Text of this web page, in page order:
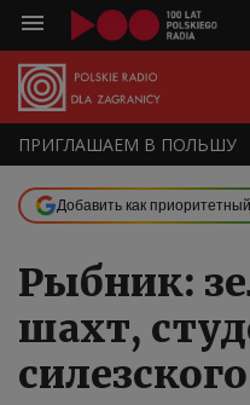
ПРИГЛАШАЕМ В ПОЛЬШУ
Добавить как
Рыбник:
шахт,